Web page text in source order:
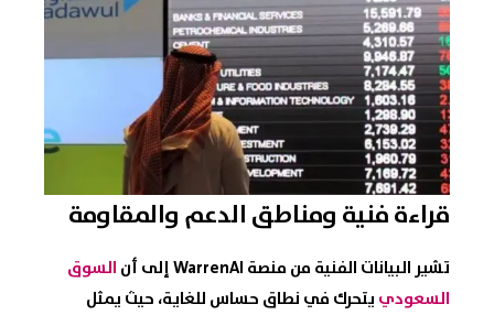
قراءة فنية ومناطق الدعم والمقاومة
تشير البيانات الفنية من منصة WarrenAI إلى أن
السوق
السعودي يتحرك في نطاق حساس للغاية، حيث يمثل